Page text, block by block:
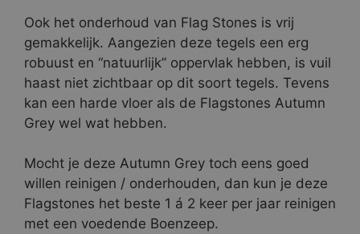
Ook het onderhoud van Flag Stones is vrij
gemakkelijk. Aangezien deze tegels een erg
robuust en “natuurlijk” oppervlak hebben, is vuil
haast niet zichtbaar op dit soort tegels. Tevens
kan een harde vloer als de Flagstones Autumn
Grey wel wat hebben.
Mocht je deze Autumn Grey toch eens goed
willen reinigen / onderhouden, dan kun je deze
Flagstones het beste 1 á 2 keer per jaar reinigen
met een voedende Boenzeep.